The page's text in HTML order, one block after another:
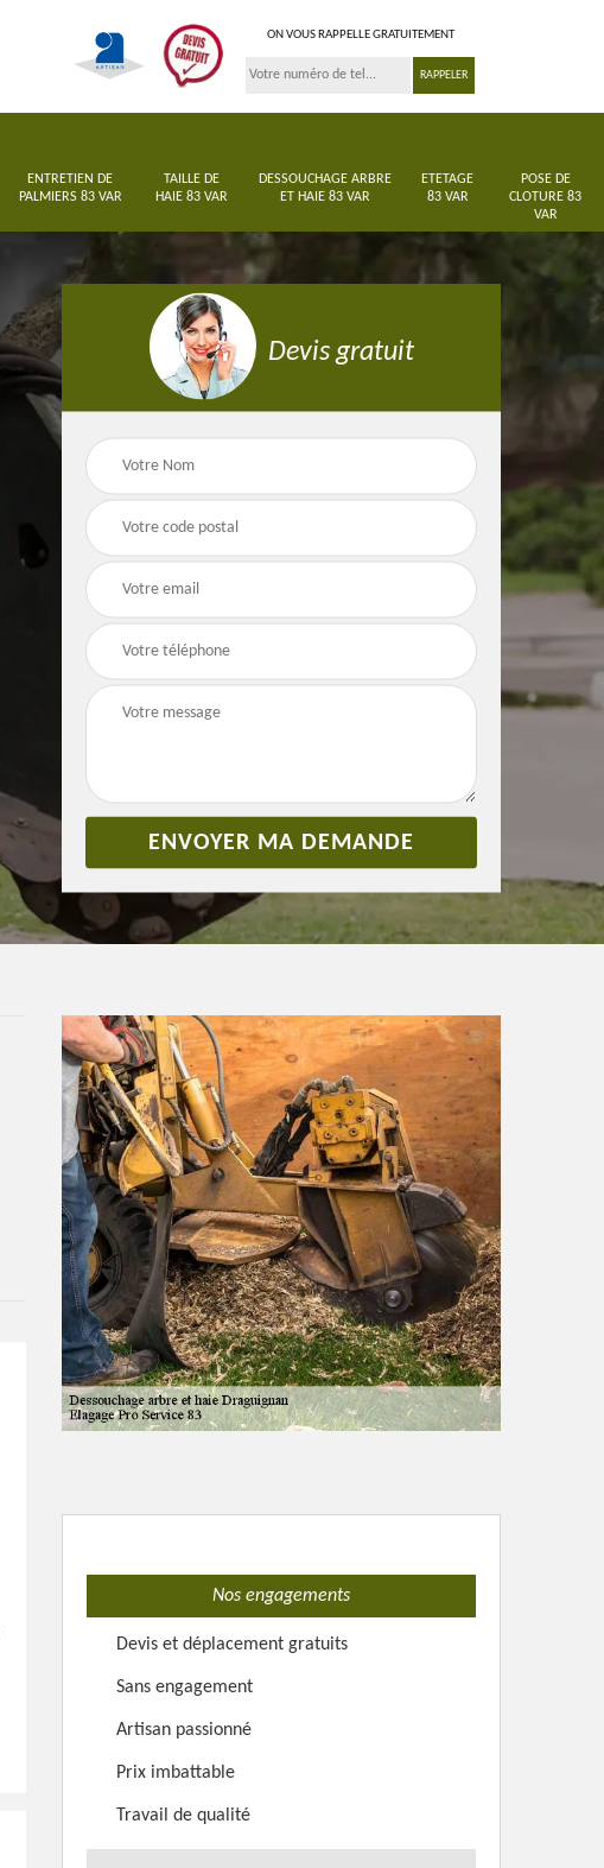
ON VOUS RAPPELLE GRATUITEMENT
ENTRETIEN DE
PALMIERS 83 VAR
TAILLE DE
HAIE 83 VAR
DESSOUCHAGE ARBRE
ET HAIE 83 VAR
ETETAGE
83 VAR
POSE DE
CLOTURE 83
VAR
Devis gratuit
Nos engagements
Devis et déplacement gratuits
Sans engagement
Artisan passionné
Prix imbattable
Travail de qualité